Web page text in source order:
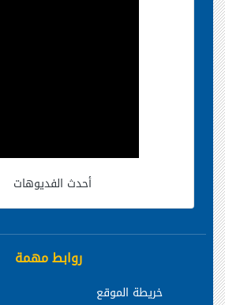
أحدث الفديوهات
روابط مهمة
خريطة الموقع